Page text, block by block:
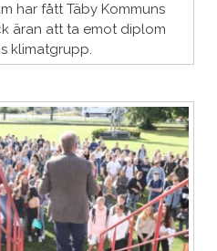
har fått Täby Kommuns
äran att ta emot diplom
klimatgrupp.